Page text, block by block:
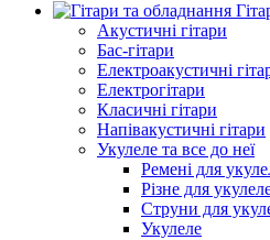
Акустичні гітари
Бас-гітари
Електроакустичні
Електрогітари
Класичні гітари
Напівакустичні гітари
Укулеле та все до неї
Ремені для
Різне для
Струни для
Укулеле